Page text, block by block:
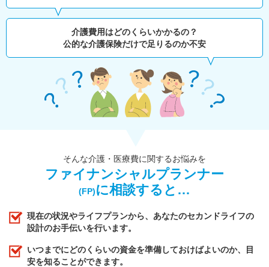
介護費用はどのくらいかかるの？
公的な介護保険だけで足りるのか不安
そんな介護・医療費に関するお悩みを
ファイナンシャルプランナー
(FP)に相談すると…
現在の状況やライフプランから、あなたのセカンドライフの
設計のお手伝いを行います。
いつまでにどのくらいの資金を準備しておけばよいのか、目
安を知ることができます。